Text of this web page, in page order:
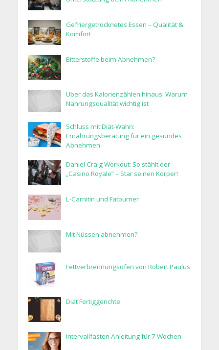
Gefriergetrocknetes Essen – Qualität &
Komfort
Bitterstoffe beim Abnehmen?
Über das Kalorienzählen hinaus: Warum
Nahrungsqualität wichtig ist
Schluss mit Diät-Wahn:
Ernährungsberatung für ein gesundes
Abnehmen
Daniel Craig Workout: So stählt der
„Casino Royale” – Star seinen Körper!
L-Carnitin und Fatburner
Mit Nüssen abnehmen?
Fettverbrennungsofen von Robert Paulus
Diät Fertiggerichte
Intervallfasten Anleitung für 7 Wochen